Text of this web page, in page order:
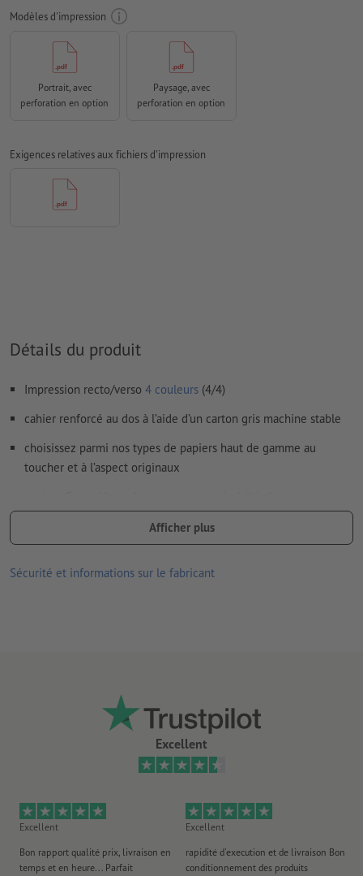
Mode couleur :
CMJN, FOGRA52 (PSO Uncoated v3 FOGRA52)
pour les papiers non couchés
Nous ne vérifions pas les
fautes d'orthographe et de syntaxe
Nous ne vérifions pas lesréglages de surimpression
Le contenu des
champs de formulaire
Comment créer correctement des fichiers d'impression?
Modèles d'impression
Portrait, avec
perforation en option
Paysage, avec
perforation en option
Exigences relatives aux fichiers d'impression
Détails du produit
Impression recto/verso 4 couleurs (4/4)
cahier renforcé au dos à l’aide d’un carton gris machine stable
choisissez parmi nos types de papiers haut de gamme au
toucher et à l’aspect originaux
Onlineprinters
option possible :
perforation (dans le sens de lecture)
Les lignes fines qui sont indiquées dans une application de
couleurs inférieure à 100 % par canal d'impression peuvent
apparaître discontinues, irrégulières ou disloquées en raison de
Afficher plus
Sécurité et informations sur le fabricant
Excellent
Excellent
Bon rapport qualité prix, livraison en
temps et en heure... Parfait
Excellent
rapidité d'execution et de livraison Bon
conditionnement des produits